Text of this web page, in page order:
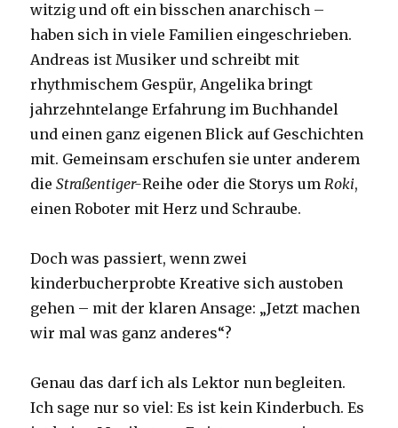
witzig und oft ein bisschen anarchisch –
haben sich in viele Familien eingeschrieben.
Andreas ist Musiker und schreibt mit
rhythmischem Gespür, Angelika bringt
jahrzehntelange Erfahrung im Buchhandel
und einen ganz eigenen Blick auf Geschichten
mit. Gemeinsam erschufen sie unter anderem
dieStraßentiger-Reihe oder die Storys umRoki,
einen Roboter mit Herz und Schraube.
Doch was passiert, wenn zwei
kinderbucherprobte Kreative sich austoben
gehen – mit der klaren Ansage: „Jetzt machen
wir mal was ganz anderes“?
Genau das darf ich als Lektor nun begleiten.
Ich sage nur so viel: Es ist kein Kinderbuch. Es